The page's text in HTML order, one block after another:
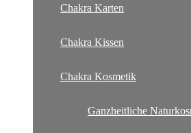
Chakra Karten
Chakra Kissen
Chakra Kosmetik
Ganzheitliche